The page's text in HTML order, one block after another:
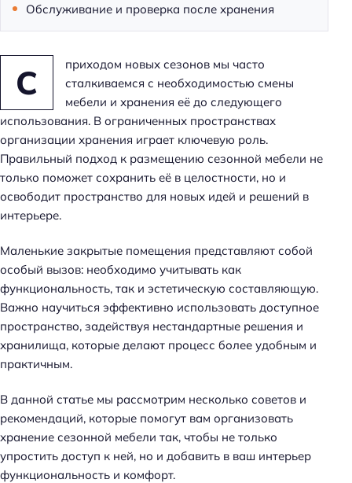
С
приходом новых сезонов мы часто
сталкиваемся с необходимостью смены
мебели и хранения её до следующего
использования. В ограниченных пространствах
организации хранения играет ключевую роль.
Правильный подход к размещению сезонной мебели не
только поможет сохранить её в целостности, но и
освободит пространство для новых идей и решений в
интерьере.
Маленькие закрытые помещения представляют собой
особый вызов: необходимо учитывать как
функциональность, так и эстетическую составляющую.
Важно научиться эффективно использовать доступное
пространство, задействуя нестандартные решения и
хранилища, которые делают процесс более удобным и
практичным.
В данной статье мы рассмотрим несколько советов и
рекомендаций, которые помогут вам организовать
хранение сезонной мебели так, чтобы не только
упростить доступ к ней, но и добавить в ваш интерьер
функциональность и комфорт.
Обслуживание и проверка после хранения